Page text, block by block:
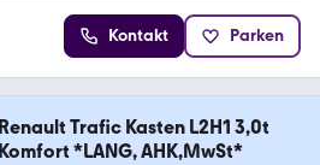
Kontakt Parken
Renault Trafic Kasten L2H1 3,0t
Komfort *LANG, AHK,MwSt*